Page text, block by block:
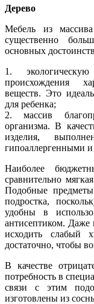
Дерево
Мебель из
существенно
основных
1.
происхождения
веществ. Это
для ребенка;
2. массив
организма. В
изделия,
гипоаллергенными
Наиболее
сравнительно
Подобные
подростка,
удобны в
антисептиком. Даже
исходить слабый
достаточно, чтобы
В качестве
потребность в
связи с этим
изготовлены из